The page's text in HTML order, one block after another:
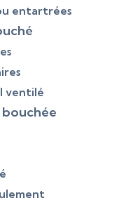
entartrées
ventilé